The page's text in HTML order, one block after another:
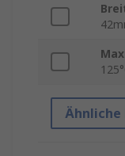
Ähnliche